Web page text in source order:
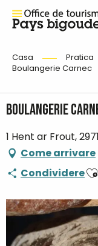
Casa Pratica
Boulangerie Carnec
Boulangerie
1 Hent ar Frout,
Come arrivare
Condividere